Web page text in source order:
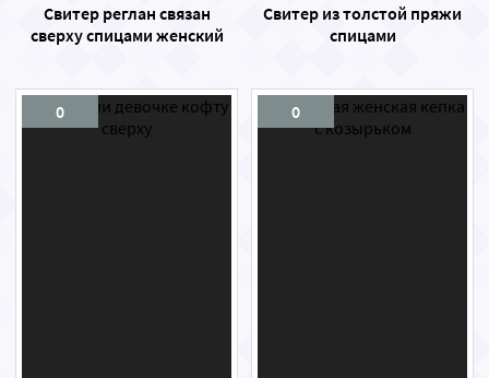
Свитер реглан связан
сверху спицами женский
Свитер из толстой пряжи
спицами
0 0